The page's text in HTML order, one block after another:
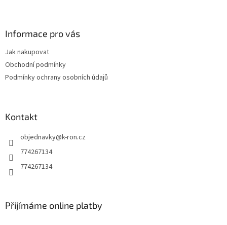
Informace pro vás
Jak nakupovat
Obchodní podmínky
Podmínky ochrany osobních údajů
Kontakt
objednavky@k-ron.cz
774267134
774267134
Přijímáme online platby